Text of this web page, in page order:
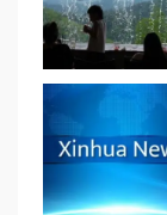
2
3